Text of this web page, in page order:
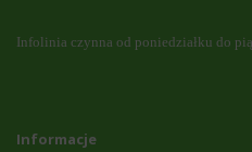
Infolinia czynna od poniedziałku do
Informacje